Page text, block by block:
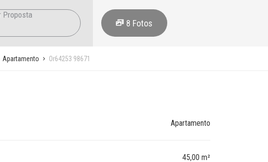
Proposta
8 Fotos
Apartamento Or64253 98671
Apartamento
45,00 m²